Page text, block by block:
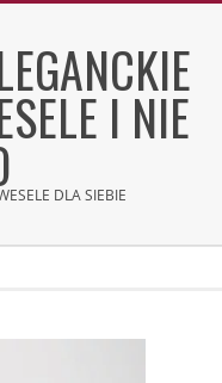
I NIE
DLA SIEBIE